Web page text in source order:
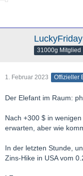
LuckyFriday
31000g Mitglied
1. Februar 2023 Offizieller
Der Elefant im Raum:
Nach +300 $ in
erwarten, aber wie
In der letzten Stunde,
Zins-Hike in USA vom